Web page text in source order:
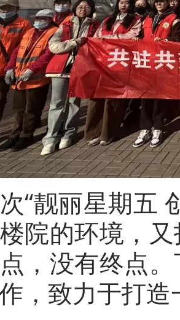
丽星期五
院的环境，
，没有终点
，致力于打